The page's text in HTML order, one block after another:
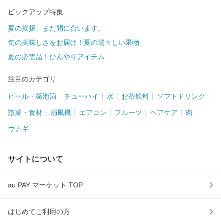
ピックアップ特集
夏の挨拶、まだ間に合います。
旬の美味しさをお届け！夏の瑞々しい果物
夏の必需品！ひんやりアイテム
注目のカテゴリ
ビール・発泡酒 チューハイ 水 お茶飲料 ソフトドリンク
惣菜・食材 扇風機 エアコン フルーツ ヘアケア 肉
ウナギ
サイトについて
au PAY マーケット TOP
はじめてご利用の方